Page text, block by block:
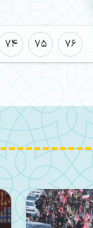
74 75 76